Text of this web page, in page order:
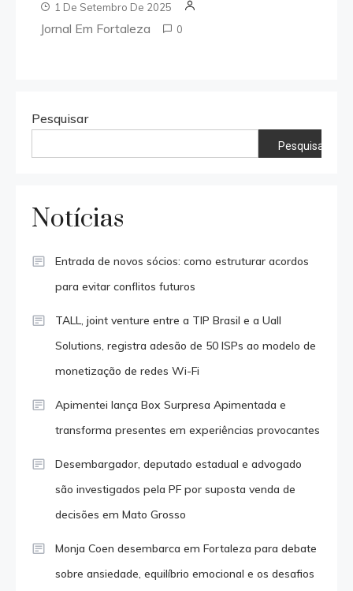
1 De Setembro De 2025
Jornal Em Fortaleza 0
Pesquisar
Pesquisar
Notícias
Entrada de novos sócios: como estruturar acordos
para evitar conflitos futuros
TALL, joint venture entre a TIP Brasil e a Uall
Solutions, registra adesão de 50 ISPs ao modelo de
monetização de redes Wi-Fi
Apimentei lança Box Surpresa Apimentada e
transforma presentes em experiências provocantes
Desembargador, deputado estadual e advogado
são investigados pela PF por suposta venda de
decisões em Mato Grosso
Monja Coen desembarca em Fortaleza para debate
sobre ansiedade, equilíbrio emocional e os desafios